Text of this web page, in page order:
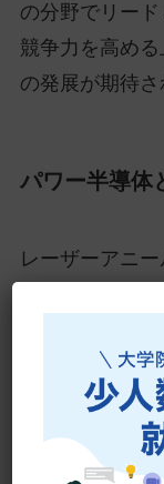
の分野でリー
競争力を高め
の発展が期待さ
パワー半導体
レーザーアニ
て重要な役割
ップの性能を
精度な半導体
は、レーザー
熱し、その材
ます。これに